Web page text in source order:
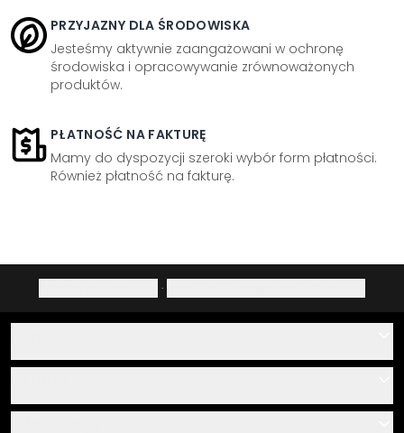
PRZYJAZNY DLA ŚRODOWISKA
Jesteśmy aktywnie zaangażowani w ochronę
środowiska i opracowywanie zrównoważonych
produktów.
PŁATNOŚĆ NA FAKTURĘ
Mamy do dyspozycji szeroki wybór form płatności.
Również płatność na fakturę.
·
O nas